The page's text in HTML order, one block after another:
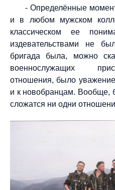
- Определённые
и в любом мужском
классическом ее
издевательствами не
бригада была, можно
военнослужащих
отношения, было
и к новобранцам. Вообще,
сложатся ни одни